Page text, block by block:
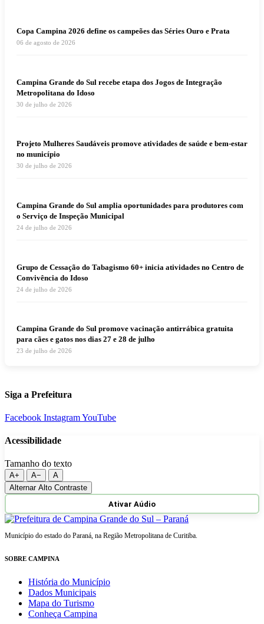
Copa Campina 2026 define os campeões das Séries Ouro e Prata
06 de agosto de 2026
Campina Grande do Sul recebe etapa dos Jogos de Integração
Metropolitana do Idoso
30 de julho de 2026
Projeto Mulheres Saudáveis promove atividades de saúde e bem-estar
no município
30 de julho de 2026
Campina Grande do Sul amplia oportunidades para produtores com
o Serviço de Inspeção Municipal
24 de julho de 2026
Grupo de Cessação do Tabagismo 60+ inicia atividades no Centro de
Convivência do Idoso
24 de julho de 2026
Campina Grande do Sul promove vacinação antirrábica gratuita
para cães e gatos nos dias 27 e 28 de julho
23 de julho de 2026
Siga a Prefeitura
Facebook InstagramYouTube
Acessibilidade
Tamanho do texto
A+ A−
A
Alternar Alto Contraste
Ativar Aúdio
Município do estado do Paraná, na Região Metropolitana de Curitiba.
SOBRE CAMPINA
História do Município
Dados Municipais
Mapa do Turismo
Conheça Campina